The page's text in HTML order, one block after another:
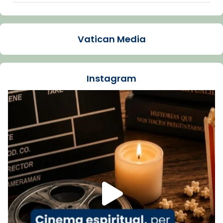
Arquebisbat de Barcelona
La Carmina va patir depressió. Fa gairebé
dos mesos, a l'Estadi Lluís Companys, la
Recupera l'entrevista comp
Vatican
tican News 👇
www.vaticannews.va/es/iglesia/news/2026-
07/carmina-historia-depresion-papa-viaje-
espana-testimoni...
Foto
View on Facebook · Share
Arquebisbat de Barcelona
Vatican Media
Instagram